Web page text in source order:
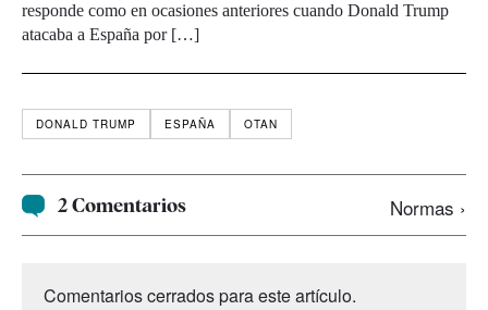
responde como en ocasiones anteriores cuando Donald Trump
atacaba a España por […]
DONALD TRUMP ESPAÑA OTAN
2 Comentarios Normas ›
Comentarios cerrados para este artículo.